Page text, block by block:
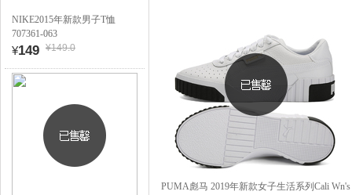
NIKE2015年新款男子T恤
707361-063
¥149 ¥149.0
PUMA彪马 2019年新款女子生活系列Cali Wn's